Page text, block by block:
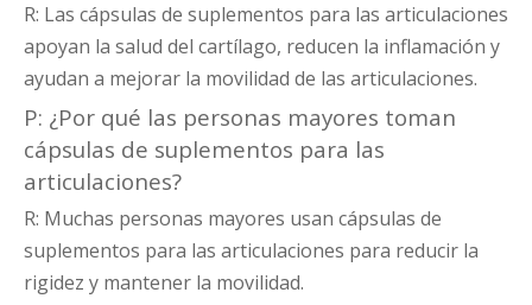
R: Las cápsulas de suplementos para las articulaciones
apoyan la salud del cartílago, reducen la inflamación y
ayudan a mejorar la movilidad de las articulaciones.
P: ¿Por qué las personas mayores toman
cápsulas de suplementos para las
articulaciones?
R: Muchas personas mayores usan cápsulas de
suplementos para las articulaciones para reducir la
rigidez y mantener la movilidad.